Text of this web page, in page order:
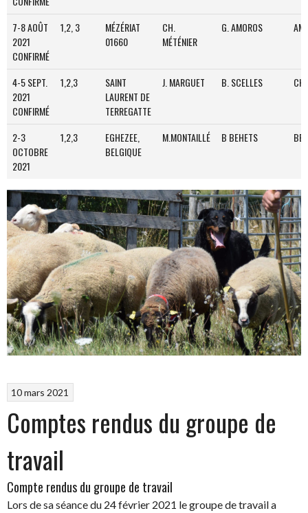
7-8 AOÛT
2021
CONFIRMÉ
1,2, 3
MÉZÉRIAT
01660
CH.
MÉTÉNIER
G. AMOROS
4-5 SEPT.
2021
CONFIRMÉ
1,2,3
SAINT
LAURENT DE
TERREGATTE
J. MARGUET B. SCELLES
2-3
OCTOBRE
2021
1,2,3
EGHEZEE,
BELGIQUE
M.MONTAILLÉ B BEHETS
10 mars 2021
Comptes rendus du groupe de
travail
Compte rendus du groupe de travail
Lors de sa séance du 24 février 2021 le groupe de travail a